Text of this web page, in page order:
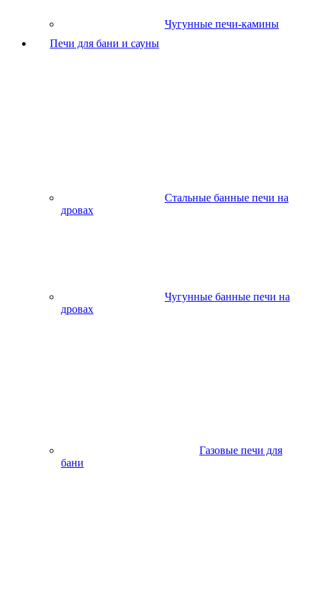
Чугунные печи-камины
Печи для бани и сауны
Стальные банные печи на
дровах
Чугунные банные печи на
дровах
Газовые печи для
бани